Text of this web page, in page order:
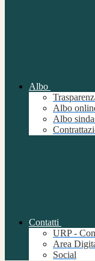
Albo
Albo
Albo
Contatti
URP -
Area
Social